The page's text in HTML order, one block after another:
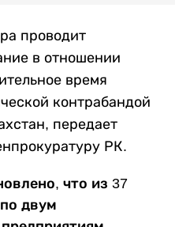
проводит
в отношении
время
контрабандой
передает
РК.
что из 37
двум